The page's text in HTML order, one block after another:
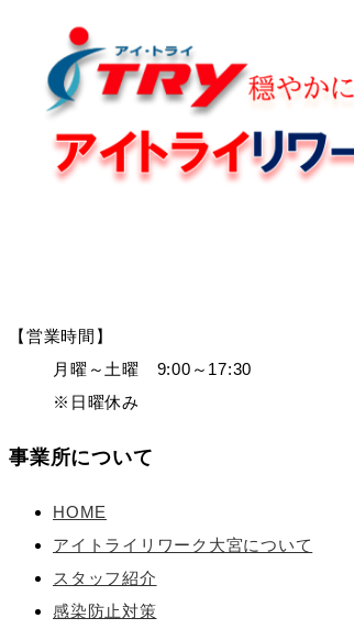
【営業時間】
月曜～土曜 9:00～17:30
※日曜休み
事業所について
HOME
アイトライリワーク大宮について
スタッフ紹介
感染防止対策